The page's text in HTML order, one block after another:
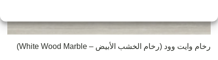
رخام وايت وود (رخام الخشب الأبيض – White Wood Marble)